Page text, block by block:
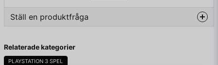
2009. Spelet utspelar sig i en futuristisk framtid, där man styr
en fyrmannagrupp av elitsoldater som deltar i operationer i
Nigeria, Pakistan, Ryssland och Norge.
KOMPLETT I BOX
Ställ en produktfråga
Fråga oss något om denna produkten...
Relaterade kategorier
PLAYSTATION 3 SPEL